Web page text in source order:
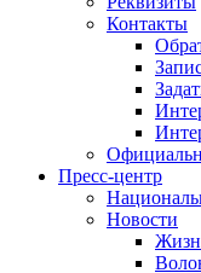
Контакты
Пресс-центр
Новости